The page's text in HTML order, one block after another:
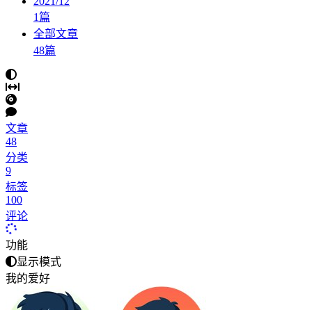
1篇
全部文章
48篇
文章
48
分类
9
标签
100
评论
功能
显示模式
我的爱好